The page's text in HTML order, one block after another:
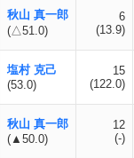
秋山 真一郎
(△51.0)
6
(13.9)
塩村 克己
(53.0)
15
(122.0)
秋山 真一郎
(▲50.0)
12
(-)